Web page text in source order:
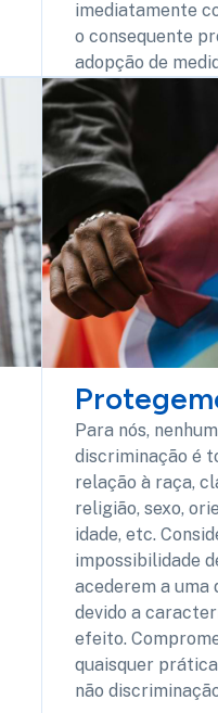
imediatamente
o consequente
adopção de
Para nós,
discriminação é
relação à raça,
religião, sexo,
idade, etc.
impossibilidade
acederem a
devido a
efeito.
quaisquer
não